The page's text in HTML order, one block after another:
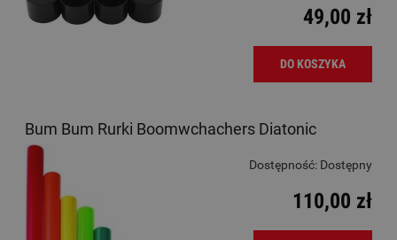
49,00 zł
DO KOSZYKA
Bum Bum Rurki Boomwchachers Diatonic
Dostępność: Dostępny
110,00 zł